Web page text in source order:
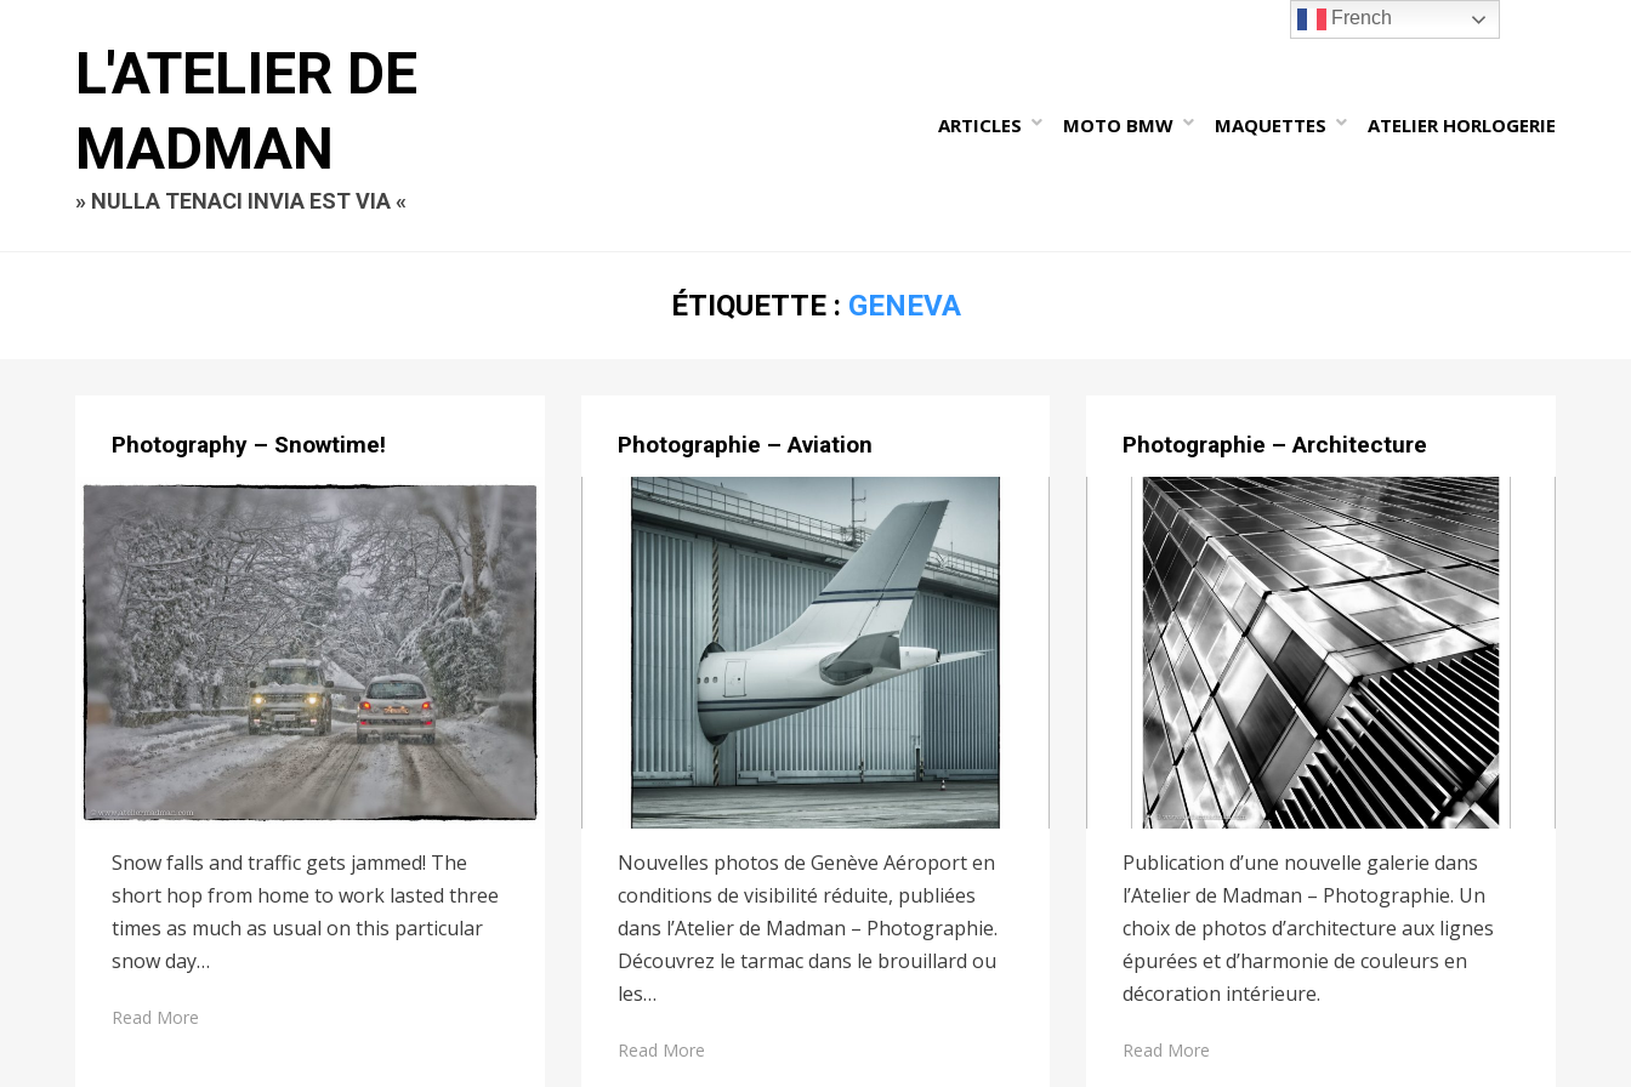
L'ATELIER DE
MADMAN
» NULLA TENACI INVIA EST VIA «
ARTICLES MOTO BMW MAQUETTES ATELIER HORLOGERIE
ÉTIQUETTE : GENEVA
Photography – Snowtime!
Snow falls and traffic gets jammed! The
short hop from home to work lasted three
times as much as usual on this particular
snow day…
Read More
Photographie – Aviation
Nouvelles photos de Genève Aéroport en
conditions de visibilité réduite, publiées
dans l’Atelier de Madman – Photographie.
Découvrez le tarmac dans le brouillard ou
les…
Read More
Photographie – Architecture
Publication d’une nouvelle galerie dans
l’Atelier de Madman – Photographie. Un
choix de photos d’architecture aux lignes
épurées et d’harmonie de couleurs en
décoration intérieure.
Read More
French